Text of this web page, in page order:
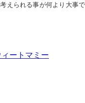
えられる事が何より大事で
ートマミー